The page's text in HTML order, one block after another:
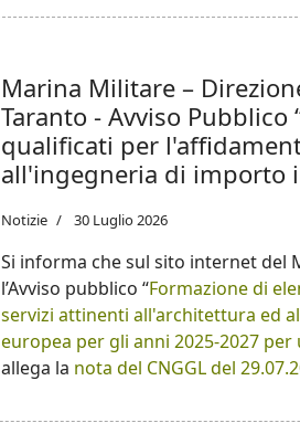
Marina Militare –
Taranto - Avviso
qualificati per
all'ingegneria di importo
Notizie 30 Luglio 2026
Si informa che sul sito internet del
l’Avviso pubblico “Formazione di
servizi attinenti all'architettura ed
europea per gli anni 2025-2027
allega la nota del CNGGL del